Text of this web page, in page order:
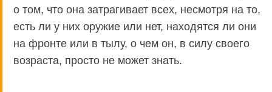
о том, что она затрагивает всех, несмотря на то,
есть ли у них оружие или нет, находятся ли они
на фронте или в тылу, о чем он, в силу своего
возраста, просто не может знать.